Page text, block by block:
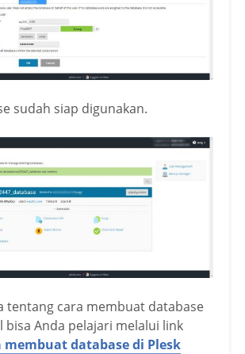
sudah siap digunakan.
tentang cara membuat database
bisa Anda pelajari melalui link
membuat database di Plesk